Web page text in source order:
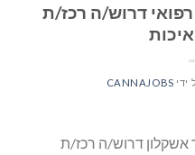
דרוש/ה רכז/ת
ידי CANNAJOBS
אשקלון דרוש/ה רכז/ת